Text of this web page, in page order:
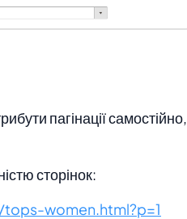
пагінації самостійно,
сторінок:
women.html?p=1